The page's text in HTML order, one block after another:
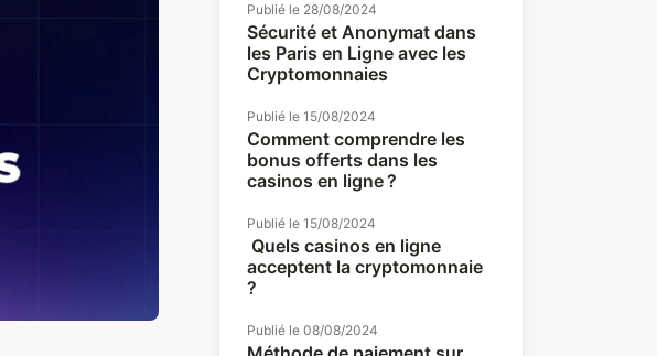
Publié le 28/08/2024
Sécurité et Anonymat dans
les Paris en Ligne avec les
Cryptomonnaies
Publié le 15/08/2024
Comment comprendre les
bonus offerts dans les
casinos en ligne ?
Publié le 15/08/2024
Quels casinos en ligne
acceptent la cryptomonnaie
?
Publié le 08/08/2024